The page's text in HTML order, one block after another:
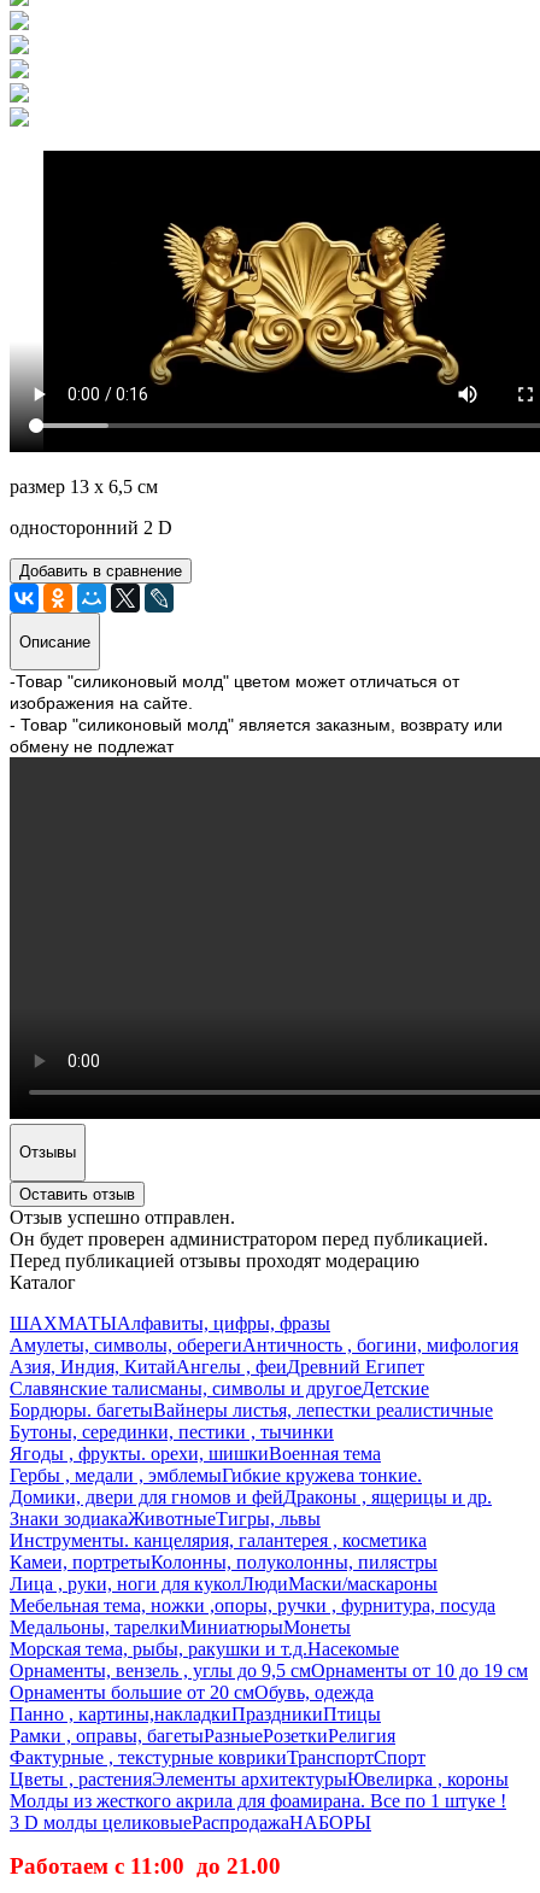
размер 13 х 6,5 см
односторонний 2 D
Добавить в сравнение
Описание
-Товар "силиконовый молд" цветом может отличаться от
изображения на сайте.
- Товар "силиконовый молд" является заказным, возврату или
обмену не подлежат
Отзывы
Оставить отзыв
Отзыв успешно отправлен.
Он будет проверен администратором перед публикацией.
Перед публикацией отзывы проходят модерацию
Каталог
ШАХМАТЫАлфавиты, цифры, фразы
Амулеты, символы, оберегиАнтичность , богини, мифология
Азия, Индия, КитайАнгелы , феиДревний Египет
Славянские талисманы, символы и другоеДетские
Бордюры. багетыВайнеры листья, лепестки реалистичные
Бутоны, серединки, пестики , тычинки
Ягоды , фрукты. орехи, шишкиВоенная тема
Гербы , медали , эмблемыГибкие кружева тонкие.
Домики, двери для гномов и фейДраконы , ящерицы и др.
Знаки зодиакаЖивотныеТигры, львы
Инструменты. канцелярия, галантерея , косметика
Камеи, портретыКолонны, полуколонны, пилястры
Лица , руки, ноги для куколЛюдиМаски/маскароны
Мебельная тема, ножки ,опоры, ручки , фурнитура, посуда
Медальоны, тарелкиМиниатюрыМонеты
Морская тема, рыбы, ракушки и т.д.Насекомые
Орнаменты, вензель , углы до 9,5 смОрнаменты от 10 до 19 см
Орнаменты большие от 20 смОбувь, одежда
Панно , картины,накладкиПраздникиПтицы
Рамки , оправы, багетыРазныеРозеткиРелигия
Фактурные , текстурные коврикиТранспортСпорт
Цветы , растенияЭлементы архитектурыЮвелирка , короны
Молды из жесткого акрила для фоамирана. Все по 1 штуке !
3 D молды целиковыеРаспродажаНАБОРЫ
Работаем с 11:00 до 21.00